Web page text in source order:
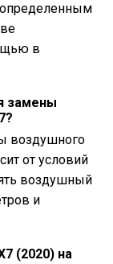
определенным
в
замены
воздушного
от условий
воздушный
и
(2020) на